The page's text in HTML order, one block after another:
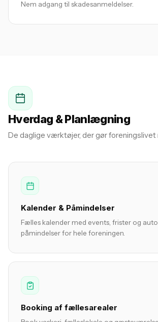
Nem adgang til skadesanmeldelser.
Hverdag & Planlægning
De daglige værktøjer, der gør foreningslivet
Kalender & Påmindelser
Fælles kalender med events, frister og
påmindelser for hele foreningen.
Booking af fællesarealer